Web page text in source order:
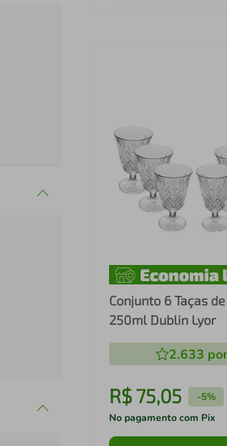
Conjunto 6 Taças
250ml Dublin Lyor
2.633
R$ 75,05 -5%
No pagamento com Pix